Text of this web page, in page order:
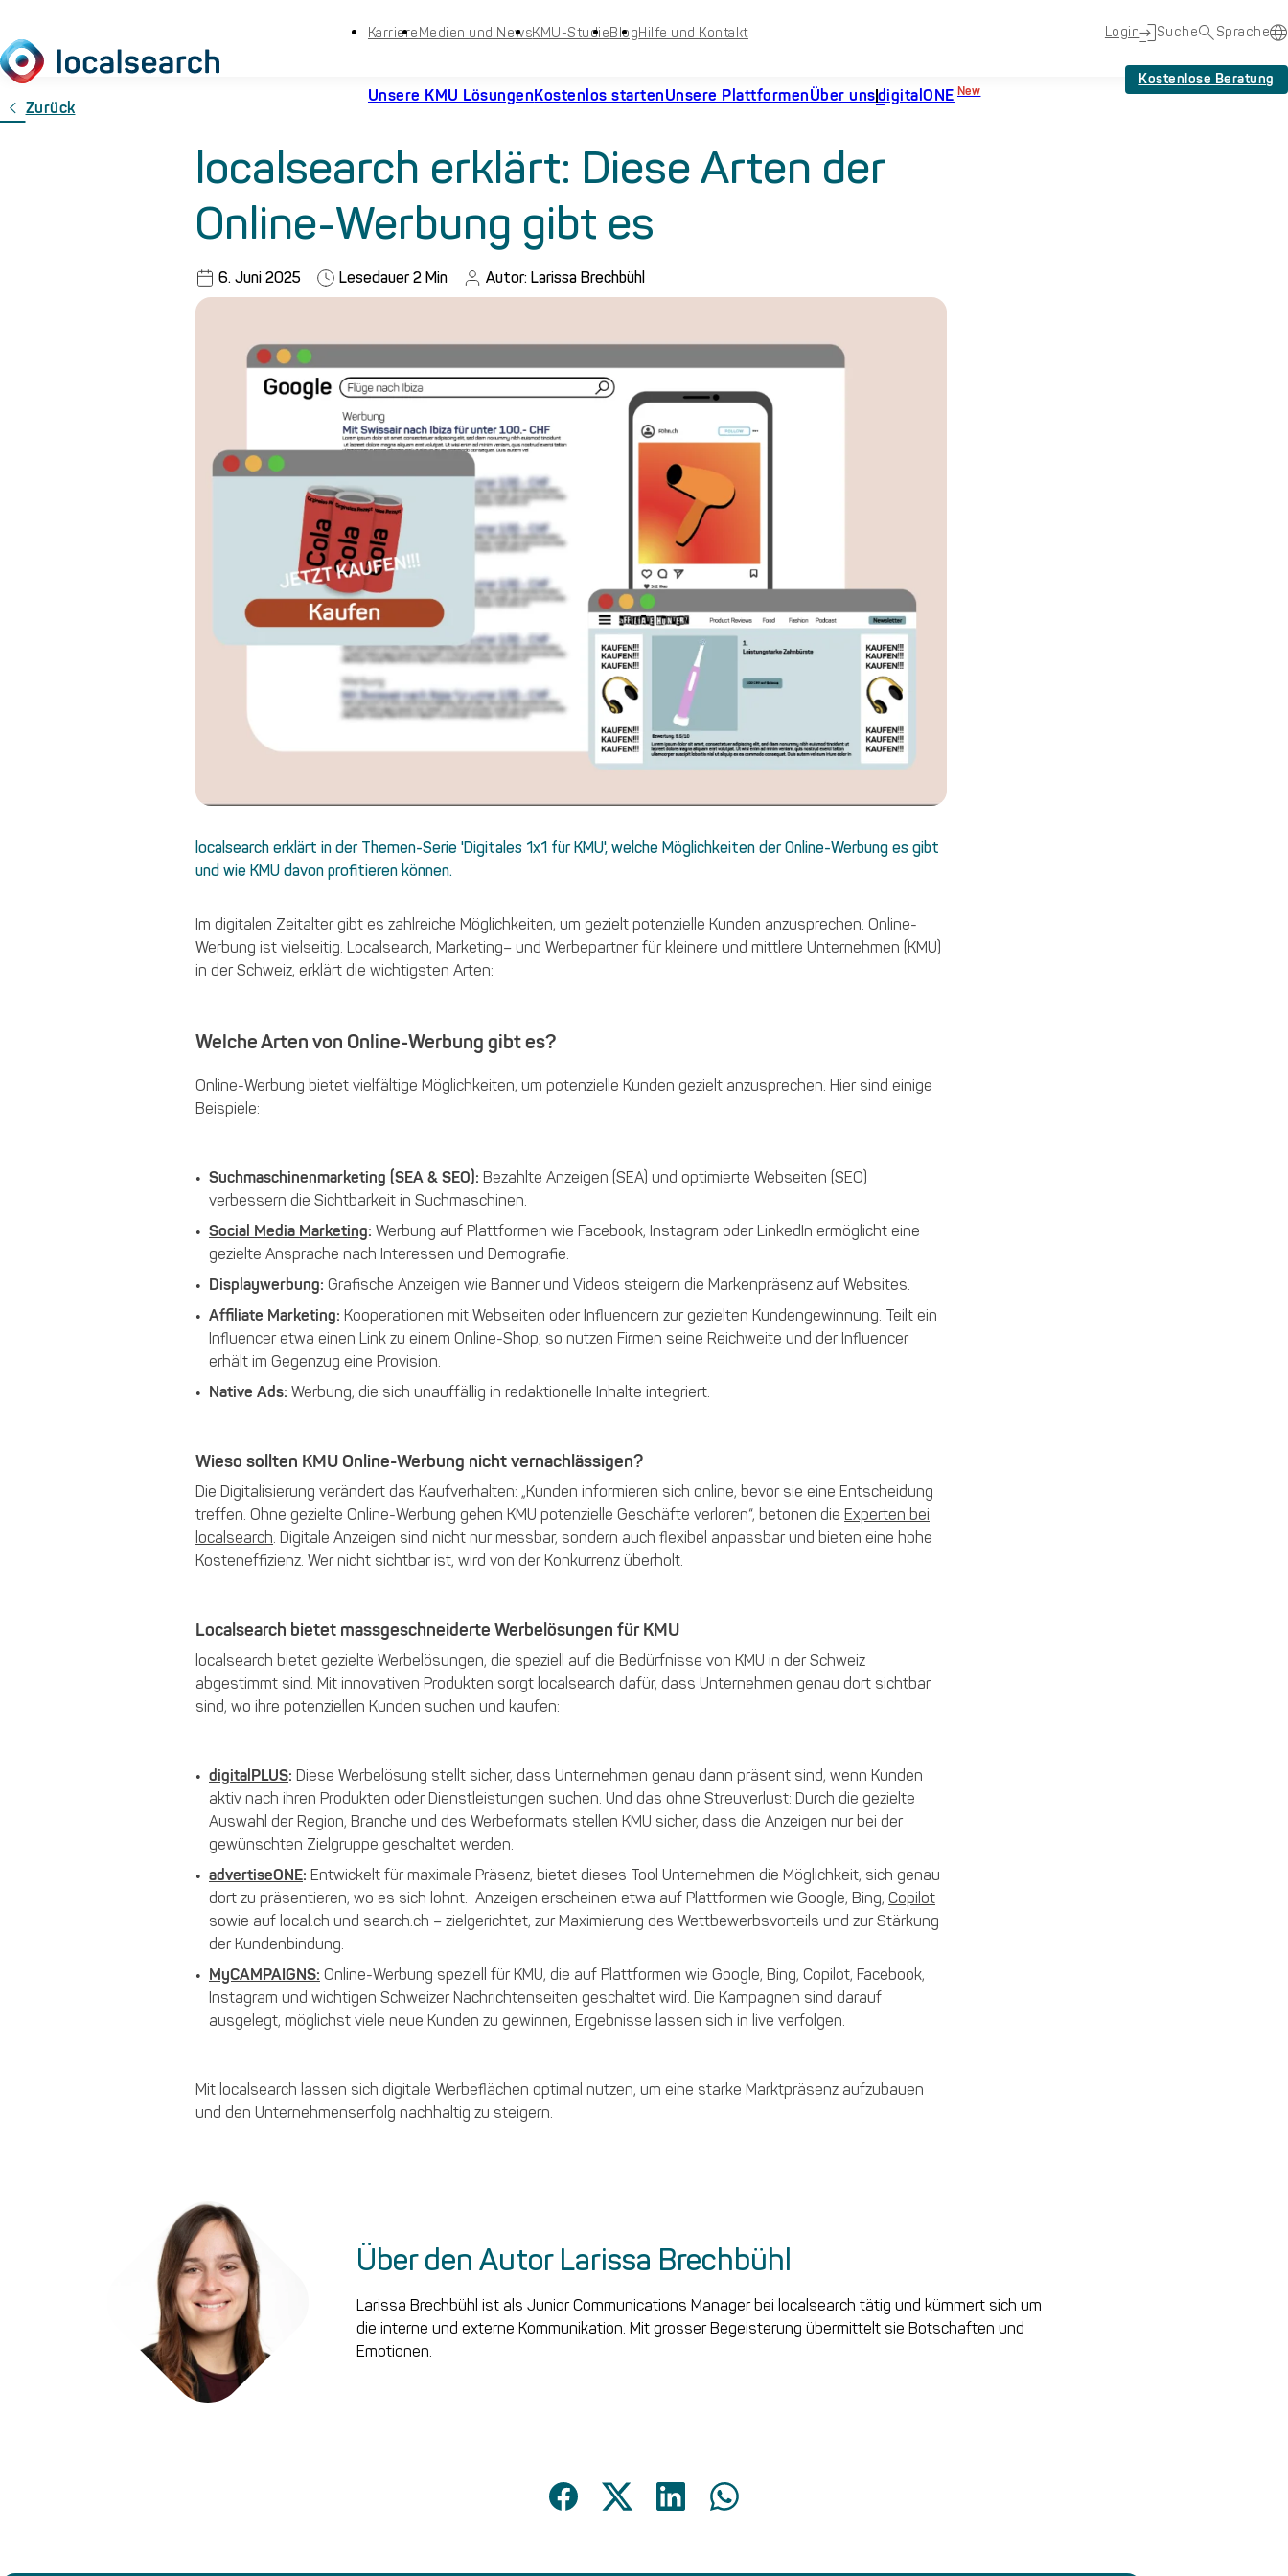
Karriere Medien und NewsKMU-StudieBlogHilfe und Kontakt Login Suche Sprache
Unsere KMU LösungenKostenlos startenUnsere PlattformenÜber unsdigitalONE New
Kostenlose Beratung
Zurück
localsearch erklärt: Diese Arten der
Online-Werbung gibt es
6. Juni 2025 Lesedauer 2 Min Autor: Larissa Brechbühl
localsearch erklärt in der Themen-Serie 'Digitales 1x1 für KMU', welche Möglichkeiten der Online-Werbung es gibt
und wie KMU davon profitieren können.
Im digitalen Zeitalter gibt es zahlreiche Möglichkeiten, um gezielt potenzielle Kunden anzusprechen. Online-
Werbung ist vielseitig. Localsearch, Marketing– und Werbepartner für kleinere und mittlere Unternehmen (KMU)
in der Schweiz, erklärt die wichtigsten Arten:
Welche Arten von Online-Werbung gibt es?
Online-Werbung bietet vielfältige Möglichkeiten, um potenzielle Kunden gezielt anzusprechen. Hier sind einige
Beispiele:
Suchmaschinenmarketing (SEA & SEO): Bezahlte Anzeigen ( SEA) und optimierte Webseiten ( SEO)
verbessern die Sichtbarkeit in Suchmaschinen.
Social Media Marketing: Werbung auf Plattformen wie Facebook, Instagram oder LinkedIn ermöglicht eine
gezielte Ansprache nach Interessen und Demografie.
Displaywerbung: Grafische Anzeigen wie Banner und Videos steigern die Markenpräsenz auf Websites.
Affiliate Marketing: Kooperationen mit Webseiten oder Influencern zur gezielten Kundengewinnung. Teilt ein
Influencer etwa einen Link zu einem Online-Shop, so nutzen Firmen seine Reichweite und der Influencer
erhält im Gegenzug eine Provision.
Native Ads: Werbung, die sich unauffällig in redaktionelle Inhalte integriert.
Wieso sollten KMU Online-Werbung nicht vernachlässigen?
Die Digitalisierung verändert das Kaufverhalten: „Kunden informieren sich online, bevor sie eine Entscheidung
treffen. Ohne gezielte Online-Werbung gehen KMU potenzielle Geschäfte verloren“, betonen die Experten bei
localsearch. Digitale Anzeigen sind nicht nur messbar, sondern auch flexibel anpassbar und bieten eine hohe
Kosteneffizienz. Wer nicht sichtbar ist, wird von der Konkurrenz überholt.
Localsearch bietet massgeschneiderte Werbelösungen für KMU
localsearch bietet gezielte Werbelösungen, die speziell auf die Bedürfnisse von KMU in der Schweiz
abgestimmt sind. Mit innovativen Produkten sorgt localsearch dafür, dass Unternehmen genau dort sichtbar
sind, wo ihre potenziellen Kunden suchen und kaufen:
digitalPLUS: Diese Werbelösung stellt sicher, dass Unternehmen genau dann präsent sind, wenn Kunden
aktiv nach ihren Produkten oder Dienstleistungen suchen. Und das ohne Streuverlust: Durch die gezielte
Auswahl der Region, Branche und des Werbeformats stellen KMU sicher, dass die Anzeigen nur bei der
gewünschten Zielgruppe geschaltet werden.
advertiseONE: Entwickelt für maximale Präsenz, bietet dieses Tool Unternehmen die Möglichkeit, sich genau
dort zu präsentieren, wo es sich lohnt. Anzeigen erscheinen etwa auf Plattformen wie Google, Bing, Copilot
sowie auf local.ch und search.ch – zielgerichtet, zur Maximierung des Wettbewerbsvorteils und zur Stärkung
der Kundenbindung.
MyCAMPAIGNS: Online-Werbung speziell für KMU, die auf Plattformen wie Google, Bing, Copilot, Facebook,
Instagram und wichtigen Schweizer Nachrichtenseiten geschaltet wird. Die Kampagnen sind darauf
ausgelegt, möglichst viele neue Kunden zu gewinnen, Ergebnisse lassen sich in live verfolgen.
Mit localsearch lassen sich digitale Werbeflächen optimal nutzen, um eine starke Marktpräsenz aufzubauen
und den Unternehmenserfolg nachhaltig zu steigern.
Über den Autor Larissa Brechbühl
Larissa Brechbühl ist als Junior Communications Manager bei localsearch tätig und kümmert sich um
die interne und externe Kommunikation. Mit grosser Begeisterung übermittelt sie Botschaften und
Emotionen.